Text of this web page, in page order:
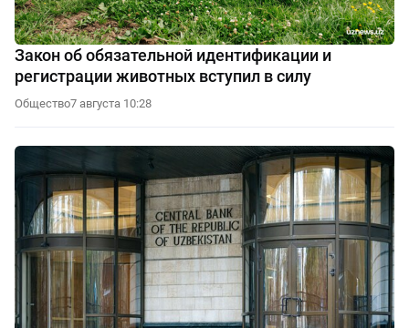
Закон об обязательной идентификации и
регистрации животных вступил в силу
Общество7 августа 10:28